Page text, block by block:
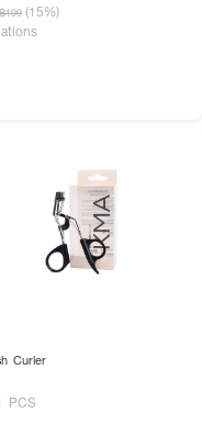
฿199 (15%)
Curler
PCS